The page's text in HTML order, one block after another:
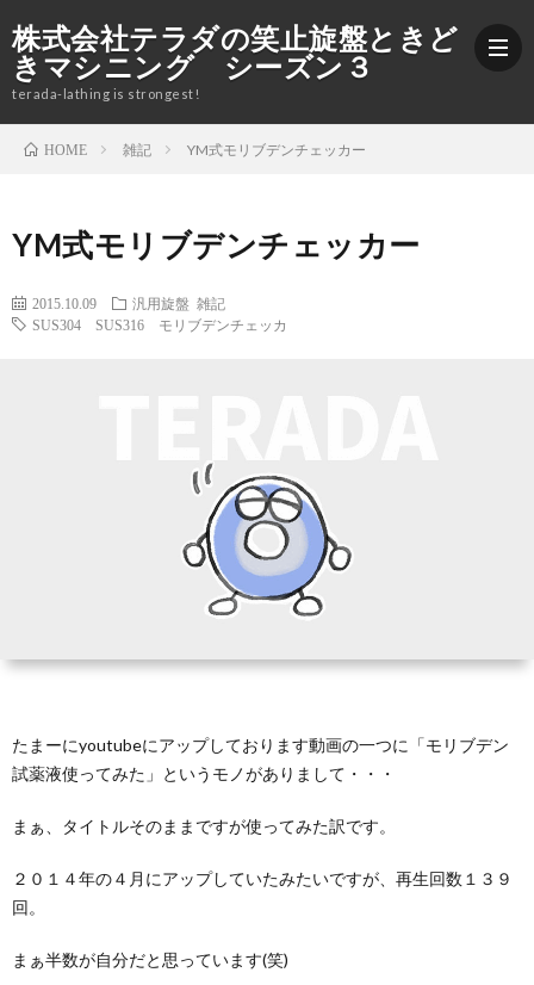
株式会社テラダの笑止旋盤ときど
きマシニング シーズン３
terada-lathing is strongest!
い
HOME 雑記 YM式モリブデンチェッカー
YM式モリブデンチェッカー
2015.10.09 汎用旋盤 雑記
SUS304 SUS316 モリブデンチェッカ
たまーにyoutubeにアップしております動画の一つに「モリブデン
試薬液使ってみた」というモノがありまして・・・
まぁ、タイトルそのままですが使ってみた訳です。
２０１４年の４月にアップしていたみたいですが、再生回数１３９
回。
まぁ半数が自分だと思っています(笑)